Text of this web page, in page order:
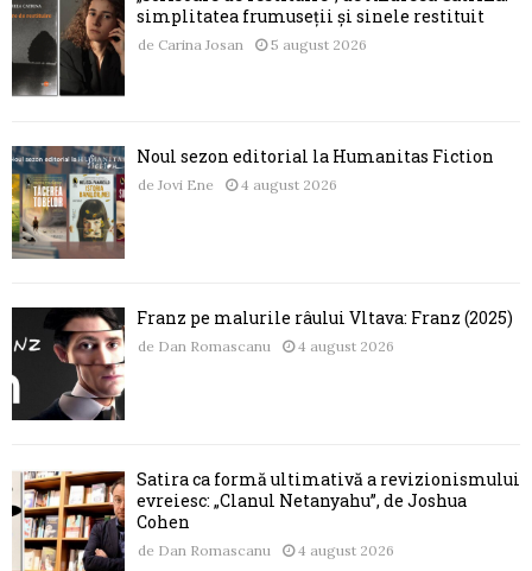
simplitatea frumuseții și sinele restituit
de Carina Josan 5 august 2026
Noul sezon editorial la Humanitas Fiction
de Jovi Ene 4 august 2026
Franz pe malurile râului Vltava: Franz (2025)
de Dan Romascanu 4 august 2026
Satira ca formă ultimativă a revizionismului
evreiesc: „Clanul Netanyahu”, de Joshua
Cohen
de Dan Romascanu 4 august 2026